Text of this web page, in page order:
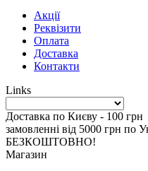
Акції
Реквізити
Оплата
Доставка
Контакти
Links
Доставка по
замовленні від 5000 грн
БЕЗКОШТОВНО!
Магазин